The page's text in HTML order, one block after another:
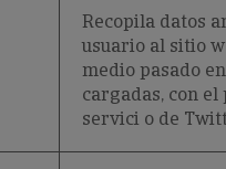
Recopila datos
usuario al sitio
medio pasado
cargadas, con
servici o de